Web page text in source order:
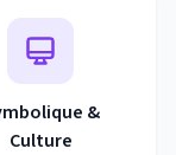
&
Culture